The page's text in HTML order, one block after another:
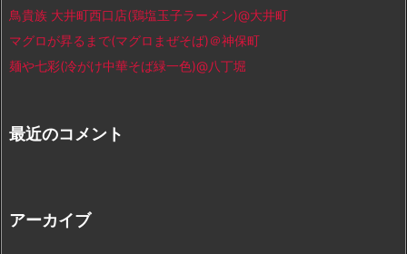
鳥貴族 大井町西口店(鶏塩玉子ラーメン)@大井町
マグロが昇るまで(マグロまぜそば)＠神保町
麺や七彩(冷がけ中華そば緑一色)@八丁堀
最近のコメント
アーカイブ